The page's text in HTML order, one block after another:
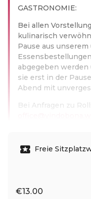
GASTRONOMIE:
Bei allen
kulinarisch
Pause aus
abgegeben
sie erst in der
Abend mit
Bei Anfragen zu
Freie
€13.00